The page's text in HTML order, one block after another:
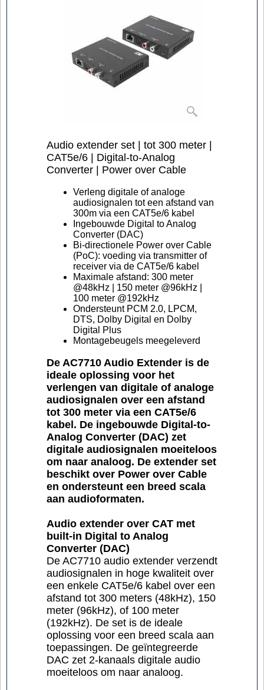
Audio extender set | tot 300 meter |
CAT5e/6 | Digital-to-Analog
Converter | Power over Cable
Verleng digitale of analoge
audiosignalen tot een afstand van
300m via een CAT5e/6 kabel
Ingebouwde Digital to Analog
Converter (DAC)
Bi-directionele Power over Cable
(PoC): voeding via transmitter of
receiver via de CAT5e/6 kabel
Maximale afstand: 300 meter
@48kHz | 150 meter @96kHz |
100 meter @192kHz
Ondersteunt PCM 2.0, LPCM,
DTS, Dolby Digital en Dolby
Digital Plus
Montagebeugels meegeleverd
De AC7710 Audio Extender is de
ideale oplossing voor het
verlengen van digitale of analoge
audiosignalen over een afstand
tot 300 meter via een CAT5e/6
kabel. De ingebouwde Digital-to-
Analog Converter (DAC) zet
digitale audiosignalen moeiteloos
om naar analoog. De extender set
beschikt over Power over Cable
en ondersteunt een breed scala
aan audioformaten.
Audio extender over CAT met
built-in Digital to Analog
Converter (DAC)
De AC7710 audio extender verzendt
audiosignalen in hoge kwaliteit over
een enkele CAT5e/6 kabel over een
afstand tot 300 meters (48kHz), 150
meter (96kHz), of 100 meter
(192kHz). De set is de ideale
oplossing voor een breed scala aan
toepassingen. De geïntegreerde
DAC zet 2-kanaals digitale audio
moeiteloos om naar analoog.